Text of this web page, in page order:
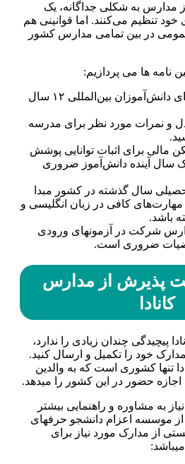
مدارس به‌ شکلی جداگانه، یک
خود تنظیم می‌کنند. اما قوانینی هم
در بین تمامی مدارس کشور
نامه ها می پردازیم:
کمترین سن برای دانش‌آموزان بین‌المللی ۱۲ سال
و نمرات مورد نظر برای مدرسه
مالی برای اثبات توانایی پوشش
سال آینده دانش‌آموز ضروری
سال گذشته در کشور مبدا
کافی در زبان انگلیسی و
باشد.
شرکت در آزمون­های ورودی
ضروری است.
پذیرش از مدارس
کانادا
پیچیدگی چندان زیادی را ندارد،
مدارک خود را تکمیل و ارسال کنید.
تنها کشوری است که به والدین
اجازه حضور در این کشور را می­دهد.
به مشاوره و راهنمایی بیشتر
از موسسه اعزام دانشجو حرفه­ای
از مدارک مورد نیاز برای